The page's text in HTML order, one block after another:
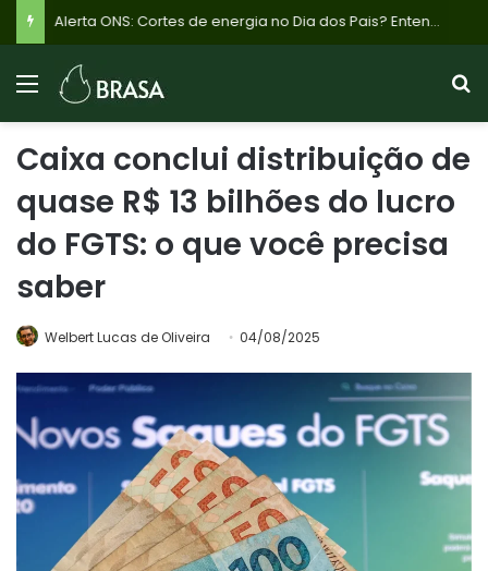
Alerta ONS: Cortes de energia no Dia dos Pais? Entenda o plano emergencial para evitar apagões por excesso de sol e baixa demanda
Caixa conclui distribuição de
quase R$ 13 bilhões do lucro
do FGTS: o que você precisa
saber
Welbert Lucas de Oliveira 04/08/2025